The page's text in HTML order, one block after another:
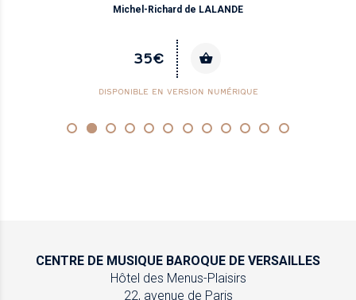
Michel-Richard de LALANDE
35€
DISPONIBLE EN VERSION NUMÉRIQUE
CENTRE DE MUSIQUE BAROQUE DE VERSAILLES
Hôtel des Menus-Plaisirs
22, avenue de Paris